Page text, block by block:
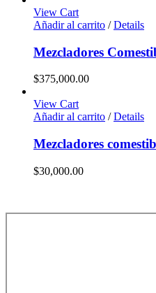
View Cart
Añadir al carrito / Details
Mezcladores
$375,000.00
View Cart
Añadir al carrito / Details
Mezcladores
$30,000.00